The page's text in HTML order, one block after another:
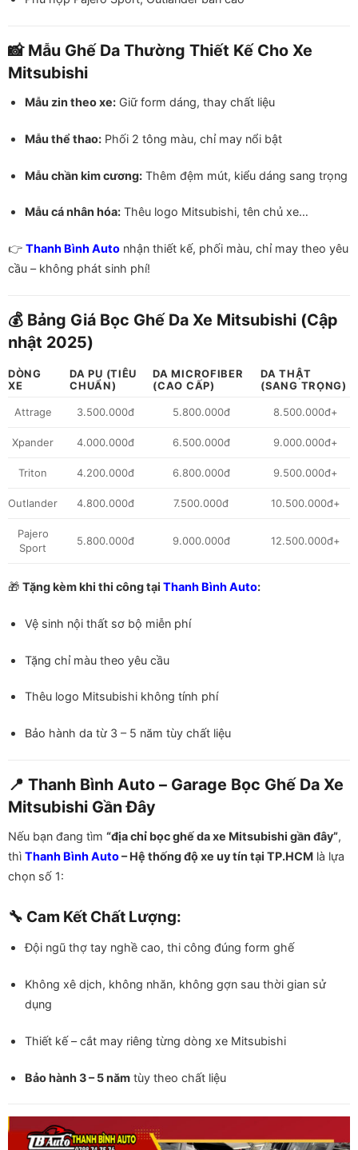
📸 Mẫu Ghế Da Thường Thiết Kế Cho Xe
Mitsubishi
Mẫu zin theo xe:Giữ form dáng, thay chất liệu
Mẫu thể thao:Phối 2 tông màu, chỉ may nổi bật
Mẫu chần kim cương:Thêm đệm mút, kiểu dáng sang trọng
Mẫu cá nhân hóa:Thêu logo Mitsubishi, tên chủ xe…
👉 Thanh Bình Auto nhận thiết kế, phối màu, chỉ may theo yêu
cầu – không phát sinh phí!
💰 Bảng Giá Bọc Ghế Da Xe Mitsubishi (Cập
nhật 2025)
DÒNG
XE
DA PU (TIÊU
CHUẨN)
DA MICROFIBER
(CAO CẤP)
DA THẬT
(SANG TRỌNG)
Attrage 3.500.000đ 5.800.000đ 8.500.000đ+
Xpander 4.000.000đ 6.500.000đ 9.000.000đ+
Triton 4.200.000đ 6.800.000đ 9.500.000đ+
Outlander 4.800.000đ 7.500.000đ 10.500.000đ+
Pajero
Sport
5.800.000đ 9.000.000đ 12.500.000đ+
🎁 Tặng kèm khi thi công tại Thanh Bình Auto:
Vệ sinh nội thất sơ bộ miễn phí
Tặng chỉ màu theo yêu cầu
Thêu logo Mitsubishi không tính phí
Bảo hành da từ 3 – 5 năm tùy chất liệu
📍 Thanh Bình Auto – Garage Bọc Ghế Da Xe
Mitsubishi Gần Đây
Nếu bạn đang tìm “địa chỉ bọc ghế da xe Mitsubishi gần đây”,
thì Thanh Bình Auto– Hệ thống độ xe uy tín tại TP.HCM là lựa
chọn số 1:
🔧 Cam Kết Chất Lượng:
Đội ngũ thợ tay nghề cao, thi công đúng form ghế
Không xê dịch, không nhăn, không gợn sau thời gian sử
dụng
Thiết kế – cắt may riêng từng dòng xe Mitsubishi
Bảo hành 3 – 5 nămtùy theo chất liệu